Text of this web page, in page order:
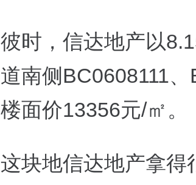
彼时，信达地产以
道南侧BC0608111
楼面价13356元/㎡。
这块地信达地产拿得